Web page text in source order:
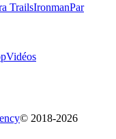
TrailsIronmanPar
Vidéos
© 2018-2026